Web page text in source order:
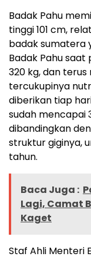
Badak Pahu
tinggi 101 cm,
badak sumatera
Badak Pahu
320 kg, dan
tercukupinya
diberikan tiap
sudah mencapai
dibandingkan
struktur giginya,
tahun.
Baca Juga :
Lagi, Camat
Kaget
Staf Ahli Menteri